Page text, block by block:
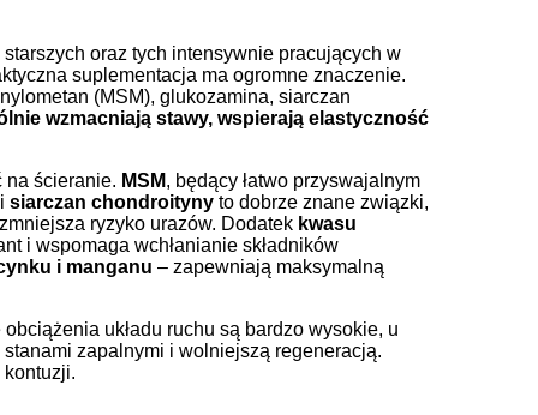
oraz tych intensywnie pracujących w
suplementacja ma ogromne znaczenie.
(MSM), glukozamina, siarczan
wzmacniają stawy, wspierają elastyczność
na ścieranie. MSM, będący łatwo przyswajalnym
i siarczan chondroityny to dobrze znane związki,
ryzyko urazów. Dodatek kwasu
i wspomaga wchłanianie składników
i manganu – zapewniają maksymalną
układu ruchu są bardzo wysokie, u
zapalnymi i wolniejszą regeneracją.